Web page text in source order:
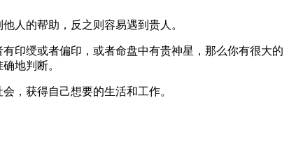
人的帮助，反之则容易遇到贵人。
印绶或者偏印，或者命盘中有贵神星，那么你有很大的
地判断。
，获得自己想要的生活和工作。